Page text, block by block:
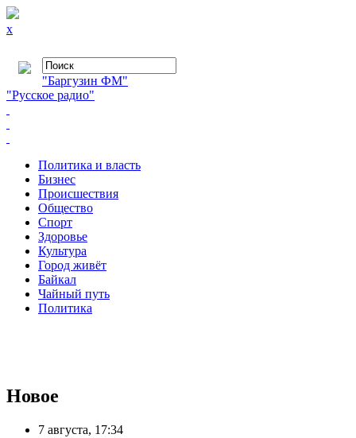
x
"Баргузин ФМ"
"Русское радио"
Политика и власть
Бизнес
Происшествия
Общество
Cпорт
Здоровье
Культура
Город живёт
Байкал
Чайный путь
Политика
Новое
7 августа, 17:34